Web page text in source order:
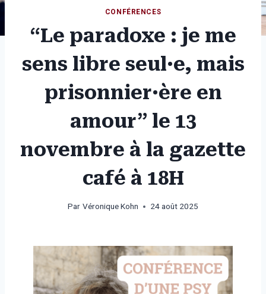
CONFÉRENCES
“Le paradoxe : je me
sens libre seul·e, mais
prisonnier·ère en
amour” le 13
novembre à la gazette
café à 18H
Par Véronique Kohn 24 août 2025